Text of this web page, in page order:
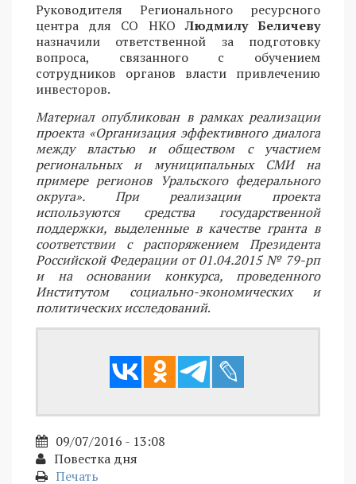
Руководителя Регионального ресурсного
центра для СО НКОЛюдмилу Беличеву
назначили ответственной за подготовку
вопроса, связанного с обучением
сотрудников органов власти привлечению
инвесторов.
Материал опубликован в рамках реализации
проекта «Организация эффективного диалога
между властью и обществом с участием
региональных и муниципальных СМИ на
примере регионов Уральского федерального
округа». При реализации проекта
используются средства государственной
поддержки, выделенные в качестве гранта в
соответствии c распоряжением Президента
Российской Федерации от 01.04.2015 № 79-рп
и на основании конкурса, проведенного
Институтом социально-экономических и
политических исследований.
09/07/2016 - 13:08
Повестка дня
Печать